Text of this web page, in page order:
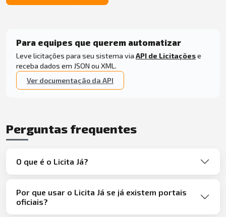
Para equipes que querem automatizar
Leve licitações para seu sistema via API de Licitaçõese
receba dados em JSON ou XML.
Ver documentação da API
Perguntas frequentes
O que é o Licita Já?
Por que usar o Licita Já se já existem portais
oficiais?